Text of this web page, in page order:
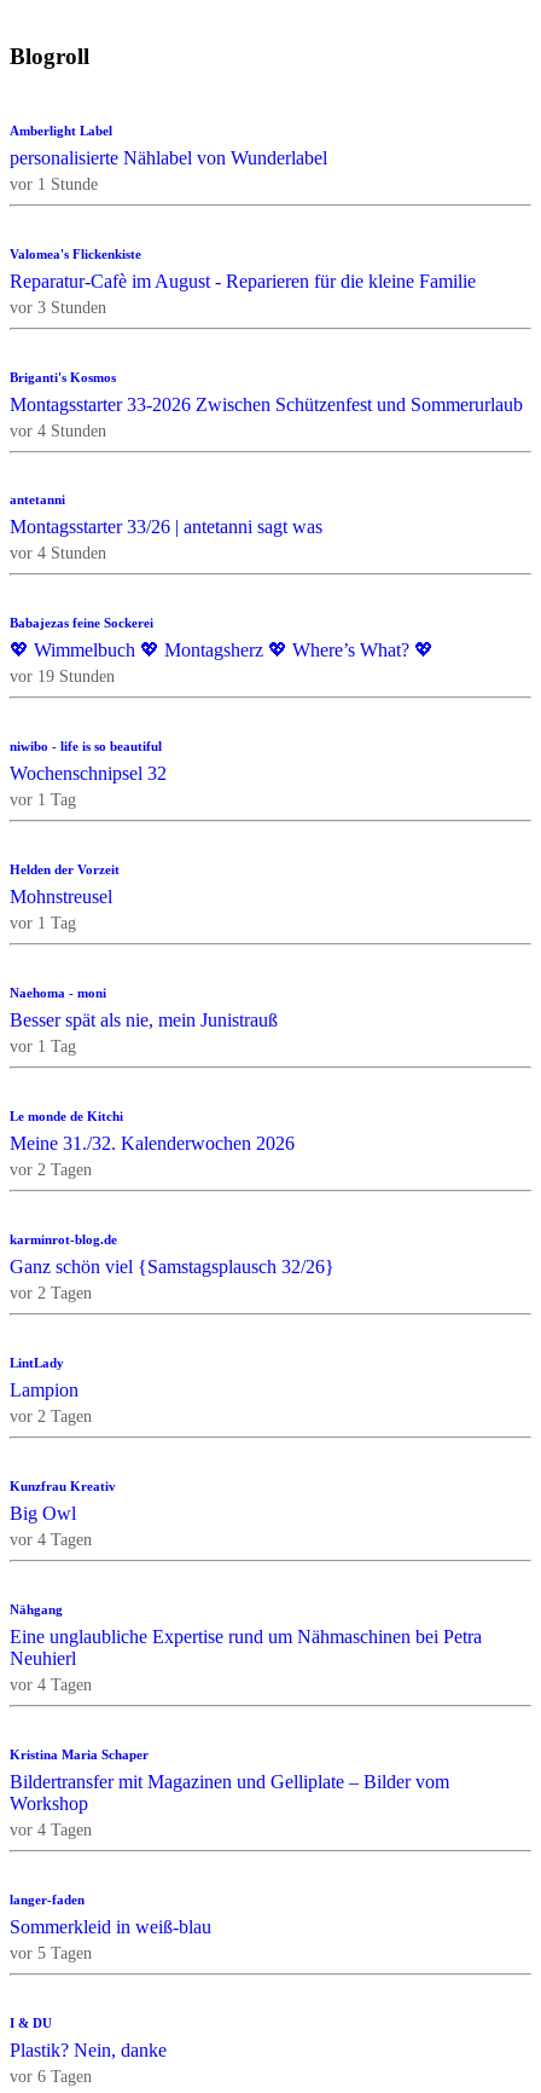
Blogroll
Amberlight Label
personalisierte Nählabel von Wunderlabel
vor 1 Stunde
Valomea's Flickenkiste
Reparatur-Cafè im August - Reparieren für die kleine Familie
vor 3 Stunden
Briganti's Kosmos
Montagsstarter 33-2026 Zwischen Schützenfest und Sommerurlaub
vor 4 Stunden
antetanni
Montagsstarter 33/26 | antetanni sagt was
vor 4 Stunden
Babajezas feine Sockerei
💖 Wimmelbuch 💖 Montagsherz 💖 Where’s What? 💖
vor 19 Stunden
niwibo - life is so beautiful
Wochenschnipsel 32
vor 1 Tag
Helden der Vorzeit
Mohnstreusel
vor 1 Tag
Naehoma - moni
Besser spät als nie, mein Junistrauß
vor 1 Tag
Le monde de Kitchi
Meine 31./32. Kalenderwochen 2026
vor 2 Tagen
karminrot-blog.de
Ganz schön viel {Samstagsplausch 32/26}
vor 2 Tagen
LintLady
Lampion
vor 2 Tagen
Kunzfrau Kreativ
Big Owl
vor 4 Tagen
Nähgang
Eine unglaubliche Expertise rund um Nähmaschinen bei Petra
Neuhierl
vor 4 Tagen
Kristina Maria Schaper
Bildertransfer mit Magazinen und Gelliplate – Bilder vom
Workshop
vor 4 Tagen
langer-faden
Sommerkleid in weiß-blau
vor 5 Tagen
I & DU
Plastik? Nein, danke
vor 6 Tagen